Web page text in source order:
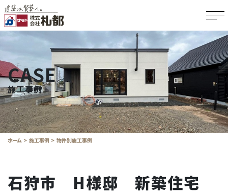
CASE
施工事例
ホーム 施工事例 物件別施工事例
石狩市 H様邸 新築住宅